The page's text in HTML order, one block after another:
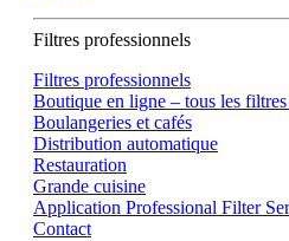
Filtres professionnels
Filtres professionnels
Boutique en ligne – tous les
Boulangeries et cafés
Distribution automatique
Restauration
Grande cuisine
Application Professional Filter
Contact